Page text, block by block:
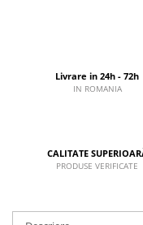
Livrare in 24h - 72h
IN ROMANIA
CALITATE
PRODUSE VERIFICATE